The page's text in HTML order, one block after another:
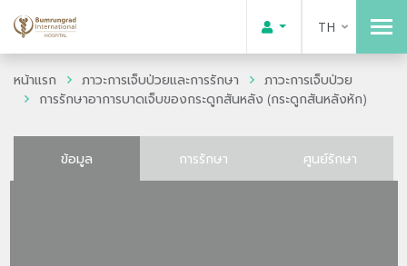
TH
หน้าแรก ภาวะการเจ็บป่วยและการรักษา
ภาวะการเจ็บป่วย
การรักษาอาการบาดเจ็บของกระดูกสันหลัง (กระดูกสันหลังหัก)
ข้อมูล การรักษา ศูนย์รักษา